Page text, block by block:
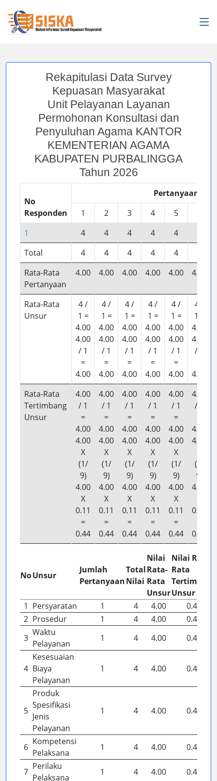
Rekapitulasi Data Survey
Kepuasan Masyarakat
Unit Pelayanan Layanan
Permohonan Konsultasi dan
Penyuluhan Agama KANTOR
KEMENTERIAN AGAMA
KABUPATEN PURBALINGGA
Tahun 2026
No
Responden
Pertanyaan
1
2 3 4 5
1
4 4 4 4 4
Total
4 4 4 4 4
Rata-Rata
Pertanyaan
4.00 4.00 4.00 4.00 4.00 4.00
Rata-Rata
Unsur
4 /
1 =
4.00
4.00
/ 1
=
4.00
4 /
1 =
4.00
4.00
/ 1
=
4.00
4 /
1 =
4.00
4.00
/ 1
=
4.00
4 /
1 =
4.00
4.00
/ 1
=
4.00
4 /
1 =
4.00
4.00
/ 1
=
4.00
4 /
1 =
4.00
4.00
/ 1
4.00
Rata-Rata
Tertimbang
Unsur
4.00
/ 1
=
4.00
4.00
X
(1/
9)
4.00
X
0.11
=
0.44
4.00
/ 1
=
4.00
4.00
X
(1/
9)
4.00
X
0.11
=
0.44
4.00
/ 1
=
4.00
4.00
X
(1/
9)
4.00
X
0.11
=
0.44
4.00
/ 1
=
4.00
4.00
X
(1/
9)
4.00
X
0.11
=
0.44
4.00
/ 1
=
4.00
4.00
X
(1/
9)
4.00
X
0.11
=
0.44
4.00
/ 1
4.00
4.00
(1/
9)
4.00
0.11
0.44
NoUnsur
Jumlah
Pertanyaan
Total
Nilai
Nilai
Rata-
Rata
Unsur
Nilai Rata-
Rata
Tertimbang
Unsur
1 Persyaratan 1 4 4.00
0.44
2 Prosedur 1 4 4.00
0.44
3
Waktu
Pelayanan
1 4 4.00 0.44
4
Kesesuaian
Biaya
Pelayanan
1 4 4.00 0.44
5
Produk
Spesifikasi
Jenis
Pelayanan
1 4 4.00 0.44
6
Kompetensi
Pelaksana
1 4 4.00 0.44
7
Perilaku
Pelaksana
1 4 4.00 0.44